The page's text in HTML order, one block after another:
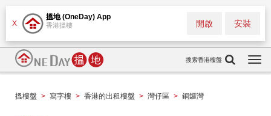
X
搵地 (OneDay) App
香港搵樓 安裝
開啟
搜索香港樓盤
搵樓盤 > 寫字樓 > 香港的出租樓盤 > 灣仔區 > 銅鑼灣